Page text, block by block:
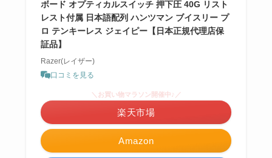
ボード オプティカルスイッチ 押下圧 40G リスト
レスト付属 日本語配列 ハンツマン ブイスリー プ
ロ テンキーレス ジェイピー【日本正規代理店保
証品】
Razer(レイザー)
口コミを見る
Amazon
＼お買い物マラソン開催中♪／
楽天市場